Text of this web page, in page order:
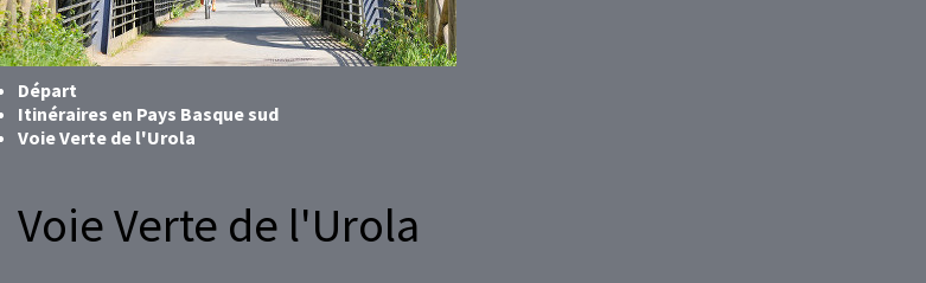
Départ
Itinéraires en Pays Basque sud
Voie Verte de l'Urola
Voie Verte de l'Urola